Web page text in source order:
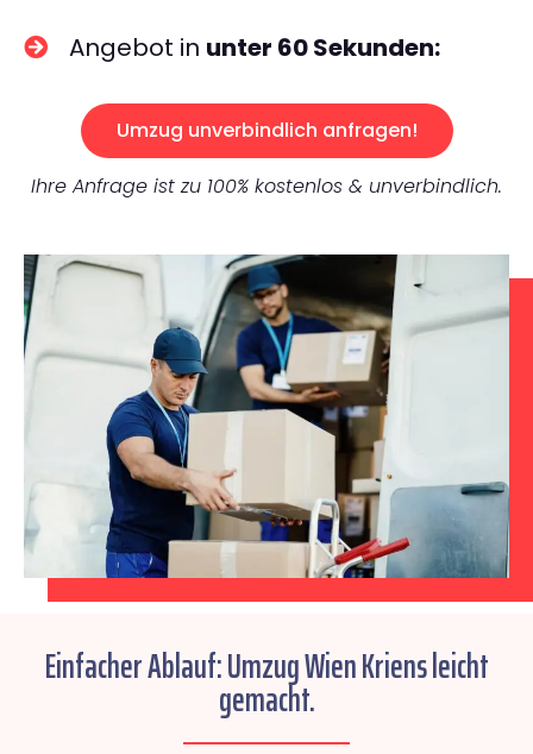
Angebot in unter 60 Sekunden:
Umzug unverbindlich anfragen!
Ihre Anfrage ist zu 100% kostenlos & unverbindlich.
Einfacher Ablauf: Umzug Wien Kriens leicht
gemacht.